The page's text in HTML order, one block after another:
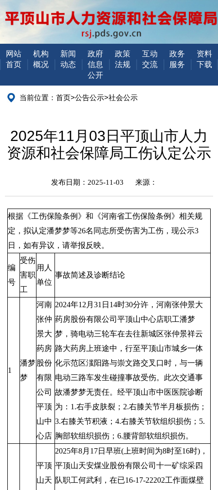
网站
首页
机构
概况
新闻
动态
政府
信息
公开
政策
法规
互动
交流
政务
服务
资料
下载
当前位置： 首页>公告公示>社会公示
2025年11月03日平顶山市人力
资源和社会保障局工伤认定公示
发布日期：2025-11-03 来源：
根据《工伤保险条例》和《河南省工伤保险条例》相关规
定，拟认定潘梦梦等26名同志所受伤害为工伤，现公示3
日，如有异议，请举报反映。
编
号
受伤
害职
工
用人
单位
事故简述及诊断结论
1
潘梦
梦
河南
张仲
景大
药房
股份
有限
公司
平顶
山中
心店
2024年12月31日14时30分许，河南张仲景大
药房股份有限公司平顶山中心店职工潘梦
梦，骑电动三轮车在去往新城区张仲景祥云
路大药房上班途中，行至平顶山市城乡一体
化示范区滍阳路与崇文路交叉口时，与一辆
电动三路车发生碰撞事故受伤。此次交通事
故潘梦梦无责任。经平顶山市中医医院诊断
为：1.右手皮肤裂；2.右膝关节半月板损伤；
3.右膝关节积液；4.右膝关节软组织损伤；5.
胸部软组织损伤；6.腰背部软组织损伤。
平顶
山天
2025年8月17日早班(上班时间为8时至16时)，
平顶山天安煤业股份有限公司十一矿综采四
队职工何武利，在已16-17-22202工作面煤壁